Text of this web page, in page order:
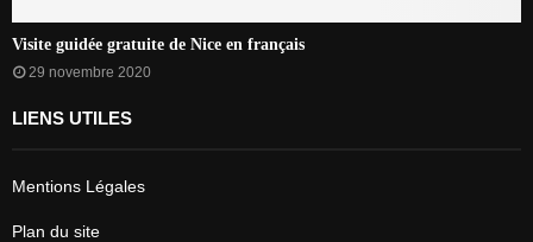
Visite guidée gratuite de Nice en français
29 novembre 2020
LIENS UTILES
Mentions Légales
Plan du site